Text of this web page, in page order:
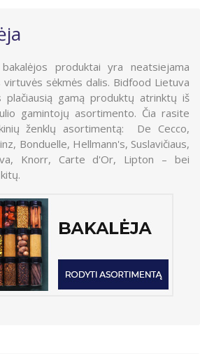
bakalėjos produktai yra neatsiejama
virtuvės sėkmės dalis. Bidfood Lietuva
plačiausią gamą produktų atrinktų iš
gamintojų asortimento. Čia rasite
ženklų asortimentą: De Cecco,
Bonduelle, Hellmann's, Suslavičiaus,
Knorr, Carte d'Or, Lipton – bei